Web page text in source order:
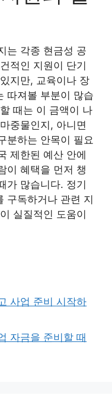
는 각종 현금성 공
적인 지원이 단기
지만, 교육이나 장
따져볼 부분이 많습
때는 이 금액이 나
중물인지, 아니면
분하는 안목이 필요
제한된 예산 안에
이 혜택을 먼저 챙
가 많습니다. 정기
구독하거나 관련 지
실질적인 도움이
사업 준비 시작하
자금을 준비할 때